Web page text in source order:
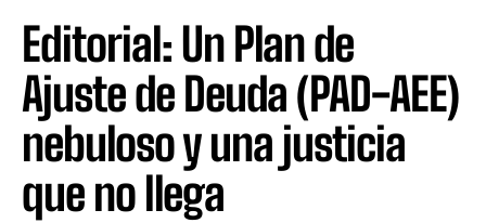
Editorial: Un Plan de
Ajuste de Deuda (PAD-AEE)
nebuloso y una justicia
que no llega